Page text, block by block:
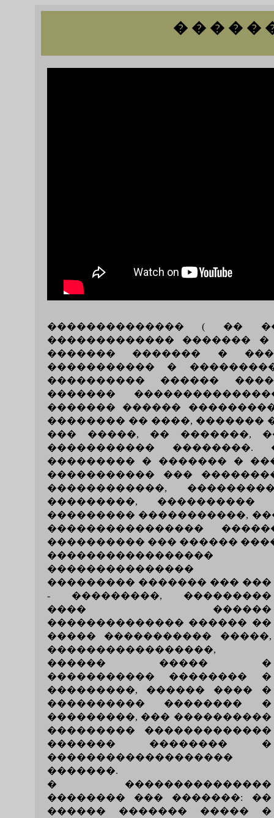
� � � � �
�������������� ( �� ��.
������������� �������
������� ������� �
����������� �
���������� ������
�������
������� ������
�������� �� ����, �������
��� �����, �� �������,
����������� ��������.
��������� � ������� �
����������� ���
������������,
���������,
��������� �����������,
����������������
���������� ��� ������
�����������������
���������������
��������� ������� ��� ���
- ���������, ���������
���� ������
�������������� ������ ��
����� ����������� �����,
�����������������,
������ ����� �
����������� �������� �
���������, ������ ���� �
���������� �������� �
���������, ��� ����������
��������� �������������
������� �������� �
�������������������
�������.
� ���������������
�������� ��� �������: ��
������ ������� ����� �